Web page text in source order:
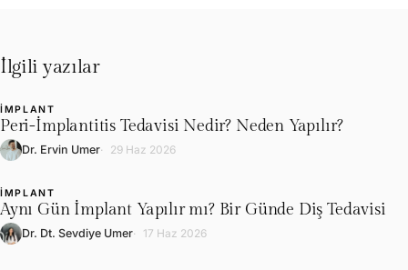
İlgili yazılar
L
İMPLANT
Peri-İmplantitis Tedavisi Nedir? Neden Yapılır?
Dr. Ervin Umer 29 Haz 2026
L
İMPLANT
Aynı Gün İmplant Yapılır mı? Bir Günde Diş Tedavisi
Dr. Dt. Sevdiye Umer 17 Haz 2026